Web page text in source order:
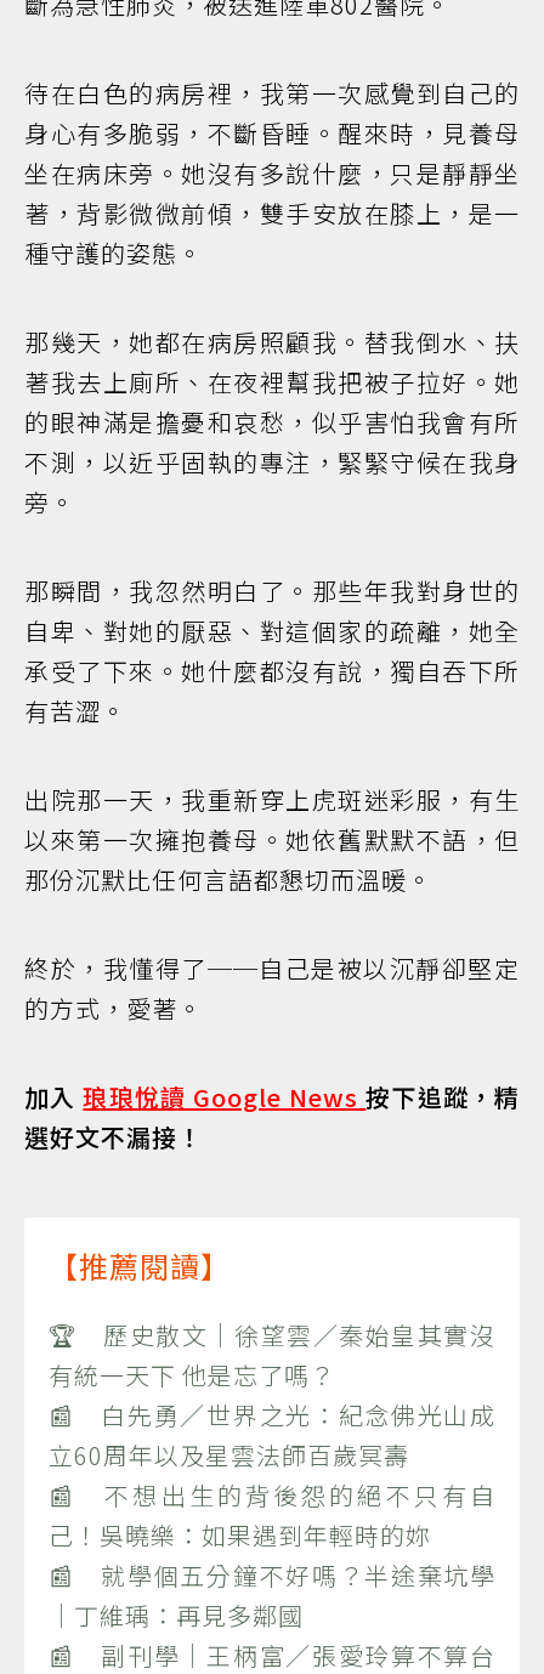
待在白色的病房裡，我第一次感覺到自己的
身心有多脆弱，不斷昏睡。醒來時，見養母
坐在病床旁。她沒有多說什麼，只是靜靜坐
著，背影微微前傾，雙手安放在膝上，是一
種守護的姿態。
那幾天，她都在病房照顧我。替我倒水、扶
著我去上廁所、在夜裡幫我把被子拉好。她
的眼神滿是擔憂和哀愁，似乎害怕我會有所
不測，以近乎固執的專注，緊緊守候在我身
旁。
那瞬間，我忽然明白了。那些年我對身世的
自卑、對她的厭惡、對這個家的疏離，她全
承受了下來。她什麼都沒有說，獨自吞下所
有苦澀。
出院那一天，我重新穿上虎斑迷彩服，有生
以來第一次擁抱養母。她依舊默默不語，但
那份沉默比任何言語都懇切而溫暖。
終於，我懂得了──自己是被以沉靜卻堅定
的方式，愛著。
加入琅琅悅讀 Google News按下追蹤，精
選好文不漏接！
【推薦閱讀】
🏆 歷史散文｜徐望雲／秦始皇其實沒
有統一天下 他是忘了嗎？
📰 白先勇／世界之光：紀念佛光山成
立60周年以及星雲法師百歲冥壽
📰 不想出生的背後怨的絕不只有自
己！吳曉樂：如果遇到年輕時的妳
📰 就學個五分鐘不好嗎？半途棄坑學
｜丁維瑀：再見多鄰國
📰 副刊學｜王柄富／張愛玲算不算台